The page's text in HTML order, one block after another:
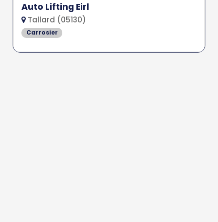
Auto Lifting Eirl
Tallard (05130)
Carrosier